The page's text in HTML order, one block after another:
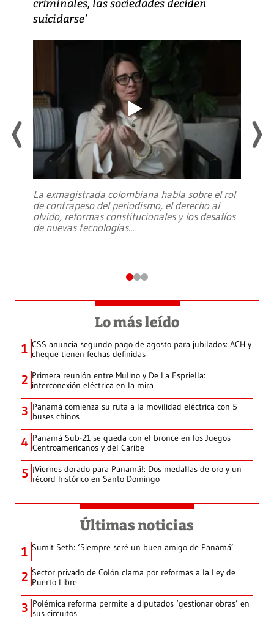
suicidarse’
La exmagistrada colombiana habla sobre el rol
de contrapeso del periodismo, el derecho al
olvido, reformas constitucionales y los desafíos
de nuevas tecnologías...
Lo más leído
1 CSS anuncia segundo pago de agosto para jubilados: ACH y
cheque tienen fechas definidas
2 Primera reunión entre Mulino y De La Espriella:
interconexión eléctrica en la mira
3 Panamá comienza su ruta a la movilidad eléctrica con 5
buses chinos
4 Panamá Sub-21 se queda con el bronce en los Juegos
Centroamericanos y del Caribe
5 ¡Viernes dorado para Panamá!: Dos medallas de oro y un
récord histórico en Santo Domingo
Últimas noticias
1 Sumit Seth: ‘Siempre seré un buen amigo de Panamá’
2 Sector privado de Colón clama por reformas a la Ley de
Puerto Libre
3 Polémica reforma permite a diputados ‘gestionar obras’ en
sus circuitos